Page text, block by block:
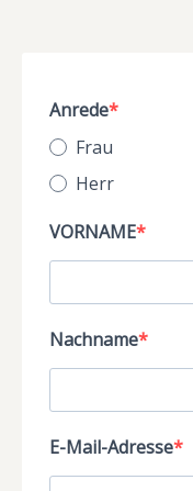
Anrede
Frau
Herr
VORNAME
Nachname
E-Mail-Adresse